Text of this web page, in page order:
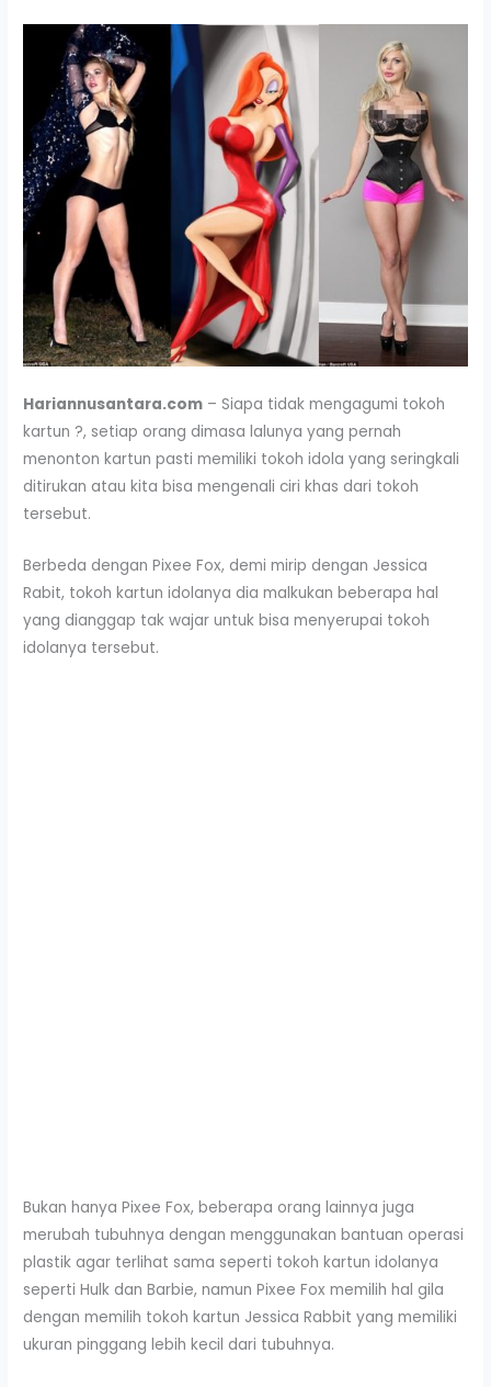
Hariannusantara.com – Siapa tidak mengagumi tokoh
kartun ?, setiap orang dimasa lalunya yang pernah
menonton kartun pasti memiliki tokoh idola yang seringkali
ditirukan atau kita bisa mengenali ciri khas dari tokoh
tersebut.
Berbeda dengan Pixee Fox, demi mirip dengan Jessica
Rabit, tokoh kartun idolanya dia malkukan beberapa hal
yang dianggap tak wajar untuk bisa menyerupai tokoh
idolanya tersebut.
Bukan hanya Pixee Fox, beberapa orang lainnya juga
merubah tubuhnya dengan menggunakan bantuan operasi
plastik agar terlihat sama seperti tokoh kartun idolanya
seperti Hulk dan Barbie, namun Pixee Fox memilih hal gila
dengan memilih tokoh kartun Jessica Rabbit yang memiliki
ukuran pinggang lebih kecil dari tubuhnya.